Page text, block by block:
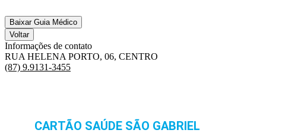
Baixar Guia Médico
Voltar
Informações de contato
RUA HELENA PORTO, 06, CENTRO
(87) 9.9131-3455
CARTÃO SAÚDE SÃO GABRIEL